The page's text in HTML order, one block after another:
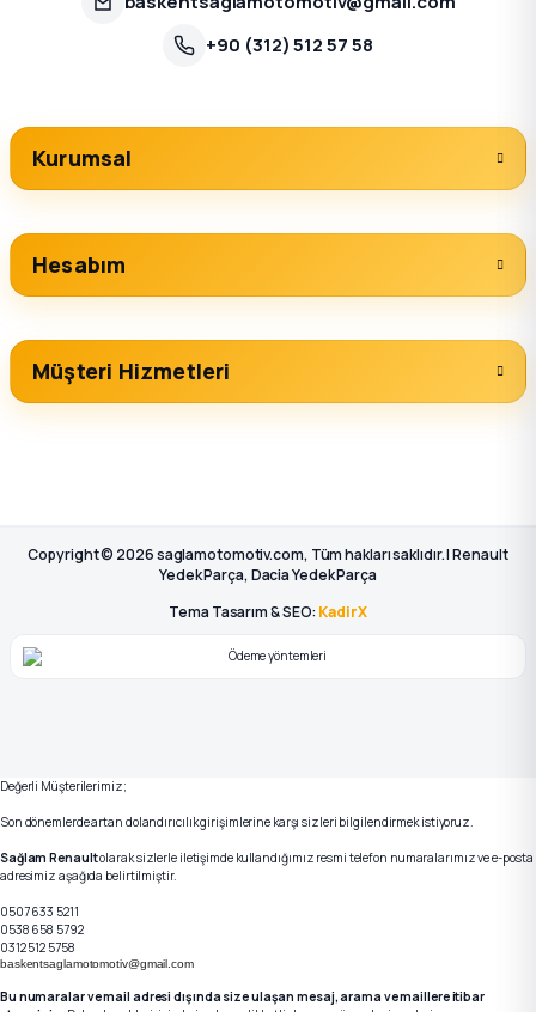
+90 (312) 512 57 58
Kurumsal
Hesabım
Müşteri Hizmetleri
Copyright © 2026 saglamotomotiv.com, Tüm hakları saklıdır. | Renault
Yedek Parça, Dacia Yedek Parça
Tema Tasarım & SEO: KadirX
Değerli Müşterilerimiz;
Son dönemlerde artan dolandırıcılık girişimlerine karşı sizleri bilgilendirmek istiyoruz.
Sağlam Renaultolarak sizlerle iletişimde kullandığımız resmi telefon numaralarımız ve e-posta
adresimiz aşağıda belirtilmiştir.
0507 633 5211
0538 658 5792
0312 512 5758
baskentsaglamotomotiv@gmail.com
Bu numaralar ve mail adresi dışında size ulaşan mesaj, arama ve maillere itibar